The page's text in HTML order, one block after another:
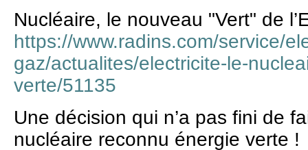
Nucléaire, le nouveau "Vert" de
https://www.radins.com/service/
gaz/actualites/electricite-le-
verte/51135
Une décision qui n’a pas fini de
nucléaire reconnu énergie verte !